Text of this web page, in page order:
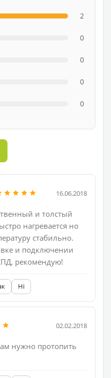
2
0
0
0
0
16.06.2018
и толстый
нагревается но
стабильно.
и подключении
рекомендую!
Ні
02.02.2018
нужно протопить